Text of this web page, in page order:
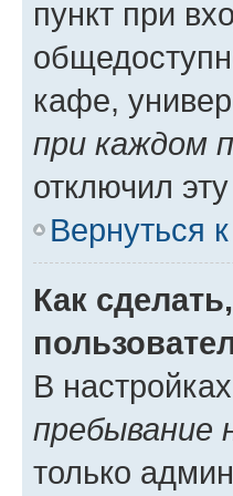
пункт при
кафе,
при каждом
отключил
Вернуться
Как
В
пребывание
только